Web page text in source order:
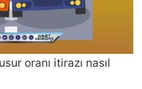
oranı itirazı nasıl